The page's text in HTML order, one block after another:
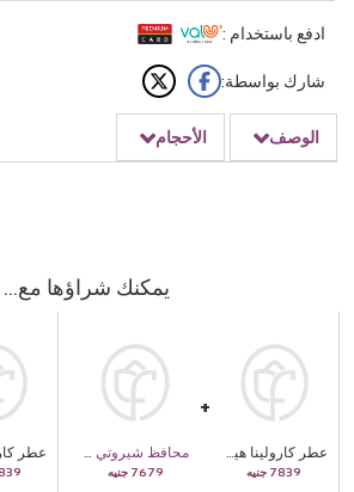
ادفع باستخدام :
شارك بواسطة:
الوصف الأحجام
يمكنك شراؤها مع
عطر كارولينا هيريرا باد بوي كوبالت 100مل
7839
محافظ شيروتي 1881 CEPU05922M
7679
7839